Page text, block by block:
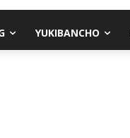
YUKIBANCHO